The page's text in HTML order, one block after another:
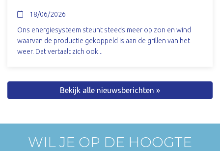
18/06/2026
Ons energiesysteem steunt steeds meer op zon en wind
waarvan de productie gekoppeld is aan de grillen van het
weer. Dat vertaalt zich ook...
Bekijk alle nieuwsberichten »
WIL JE OP DE HOOGTE